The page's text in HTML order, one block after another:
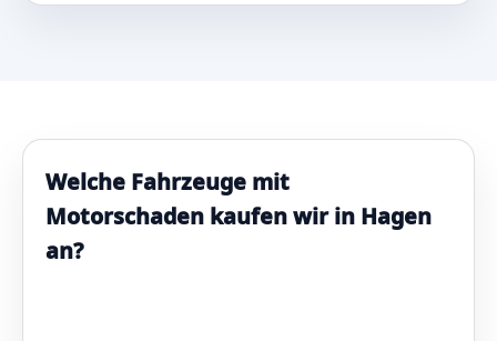
Welche Fahrzeuge mit
Motorschaden kaufen wir in Hagen
an?